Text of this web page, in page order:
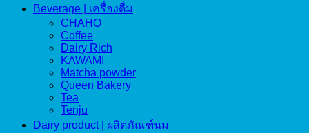
Beverage | เครื่องดื่ม
CHAHO
Coffee
Dairy Rich
KAWAMI
Matcha powder
Queen Bakery
Tea
Tenju
Dairy product | ผลิตภัณฑ์นม